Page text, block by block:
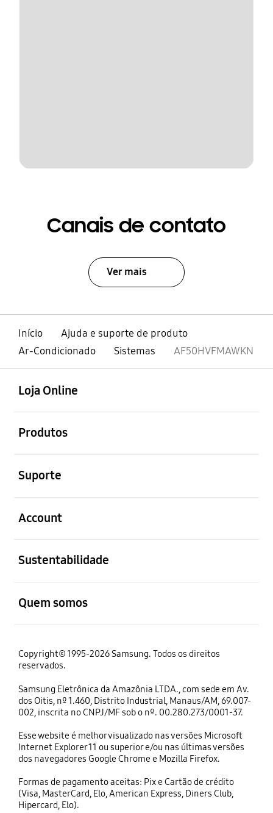
Canais de contato
Ver mais
Início
Ajuda e suporte de produto
Ar-Condicionado
Sistemas AF50HVFMAWKN
Loja Online
Produtos
Suporte
Account
Sustentabilidade
Quem somos
Copyright© 1995-2026 Samsung. Todos os direitos
reservados.
Samsung Eletrônica da Amazônia LTDA., com sede em Av.
dos Oitis, nº 1.460, Distrito Industrial, Manaus/AM, 69.007-
002, inscrita no CNPJ/MF sob o nº. 00.280.273/0001-37.
Esse website é melhor visualizado nas versões Microsoft
Internet Explorer 11 ou superior e/ou nas últimas versões
dos navegadores Google Chrome e Mozilla Firefox.
Formas de pagamento aceitas: Pix e Cartão de crédito
(Visa, MasterCard, Elo, American Express, Diners Club,
Hipercard, Elo).